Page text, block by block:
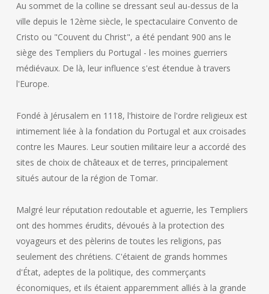
Au sommet de la colline se dressant seul au-dessus de la
ville depuis le 12ème siècle, le spectaculaire Convento de
Cristo ou "Couvent du Christ", a été pendant 900 ans le
siège des Templiers du Portugal - les moines guerriers
médiévaux. De là, leur influence s'est étendue à travers
l'Europe.
Fondé à Jérusalem en 1118, l'histoire de l'ordre religieux est
intimement liée à la fondation du Portugal et aux croisades
contre les Maures. Leur soutien militaire leur a accordé des
sites de choix de châteaux et de terres, principalement
situés autour de la région de Tomar.
Malgré leur réputation redoutable et aguerrie, les Templiers
ont des hommes érudits, dévoués à la protection des
voyageurs et des pèlerins de toutes les religions, pas
seulement des chrétiens. C'étaient de grands hommes
d'État, adeptes de la politique, des commerçants
économiques, et ils étaient apparemment alliés à la grande